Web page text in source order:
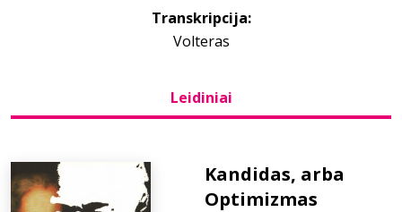
info@elvislab.lt
Transkripcija:
Volteras
Leidiniai
Kandidas, arba
Optimizmas